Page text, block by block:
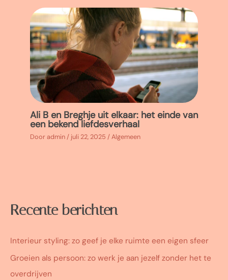
Ali B en Breghje uit elkaar: het einde van
een bekend liefdesverhaal
Dooradmin/ juli 22, 2025 /Algemeen
Recente berichten
Interieur styling: zo geef je elke ruimte een eigen sfeer
Groeien als persoon: zo werk je aan jezelf zonder het te
overdrijven